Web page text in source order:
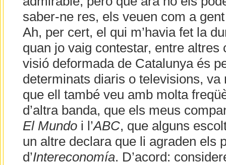
saber-ne res, els veuen com a
Ah, per cert, el qui m’havia fet la
quan jo vaig contestar, entre altres
visió deformada de Catalunya és
determinats diaris o televisions, va
que ell també veu amb molta
d’altra banda, que els meus
El Mundoi l’ABC, que alguns
un altre declara que li agraden els
d’Intereconomía. D’acord: